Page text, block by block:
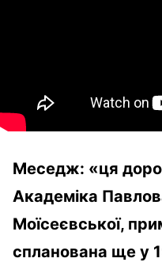
Меседж: «ця
Академіка
Моїсеєвської,
спланована ще у